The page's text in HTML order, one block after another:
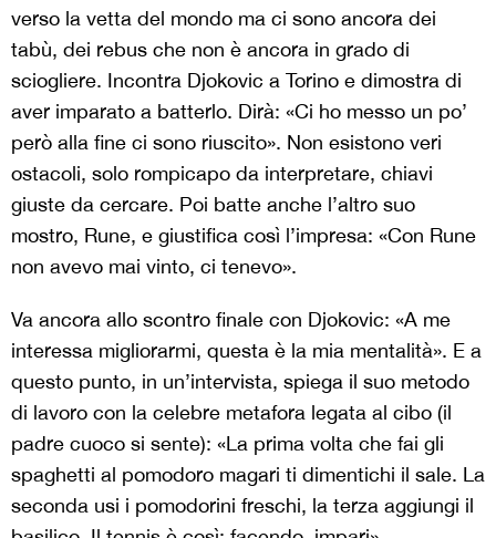
verso la vetta del mondo ma ci sono ancora dei
tabù, dei rebus che non è ancora in grado di
sciogliere. Incontra Djokovic a Torino e dimostra di
aver imparato a batterlo. Dirà: «Ci ho messo un po’
però alla fine ci sono riuscito». Non esistono veri
ostacoli, solo rompicapo da interpretare, chiavi
giuste da cercare. Poi batte anche l’altro suo
mostro, Rune, e giustifica così l’impresa: «Con Rune
non avevo mai vinto, ci tenevo».
Va ancora allo scontro finale con Djokovic: «A me
interessa migliorarmi, questa è la mia mentalità». E a
questo punto, in un’intervista, spiega il suo metodo
di lavoro con la celebre metafora legata al cibo (il
padre cuoco si sente): «La prima volta che fai gli
spaghetti al pomodoro magari ti dimentichi il sale. La
seconda usi i pomodorini freschi, la terza aggiungi il